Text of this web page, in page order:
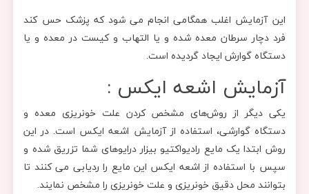
این آزمایش اغلب همگامی انجام می شود که پزشک حس کند
فرد دچار سرطان معده شده و یا التهاب و کیست در معده و یا
دستگاه گوارش ایجاد گردیده است.
آزمایش اشعه ایکس :
یکی دیگر از روش‌های مشخص کردن علت خونریزی معده و
دستگاه گوارشی، استفاده از آزمایش اشعه ایکس است. در این
روش ابتدا یک مایع رادیواکتیو بیزار درایوهای شما تزریق شده و
سپس با استفاده از اشعه ایکس این مایع را ردیابی می کنند تا
بتوانند محل دقیق خونریزی و علت خونریزی را مشخص نمایند.